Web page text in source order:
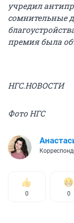
учредил
сомнительные
премия была
НГС.НОВОСТИ
Фото НГС
0 0